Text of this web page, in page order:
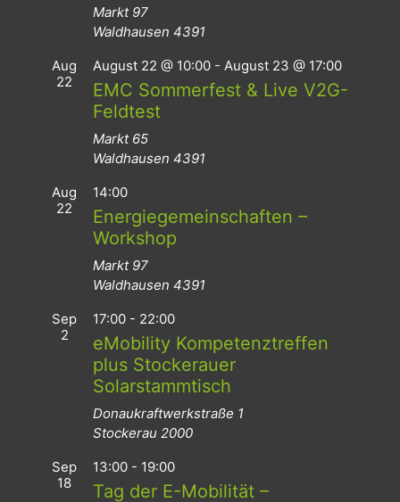
Markt 97
Waldhausen 4391
Aug
22
August 22 @ 10:00 - August 23 @ 17:00
EMC Sommerfest & Live V2G-
Feldtest
Markt 65
Waldhausen 4391
Aug
22
14:00
Energiegemeinschaften –
Workshop
Markt 97
Waldhausen 4391
Sep
2
17:00 - 22:00
eMobility Kompetenztreffen
plus Stockerauer
Solarstammtisch
Donaukraftwerkstraße 1
Stockerau 2000
Sep
18
13:00 - 19:00
Tag der E-Mobilität –